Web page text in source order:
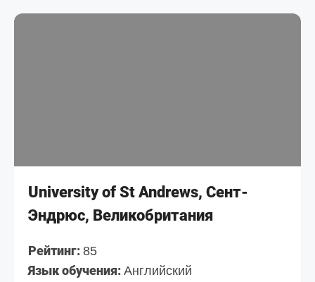
University of St Andrews, Сент-
Эндрюс, Великобритания
Рейтинг: 85
Язык обучения: Английский